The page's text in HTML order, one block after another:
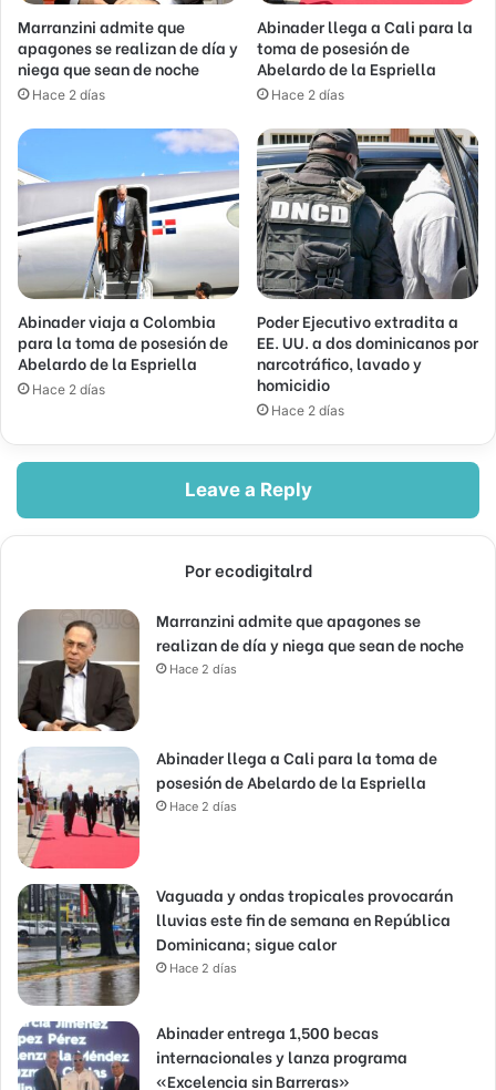
Marranzini admite que
apagones se realizan de día y
niega que sean de noche
Hace 2 días
Abinader llega a Cali para la
toma de posesión de
Abelardo de la Espriella
Hace 2 días
Abinader viaja a Colombia
para la toma de posesión de
Abelardo de la Espriella
Hace 2 días
Poder Ejecutivo extradita a
EE. UU. a dos dominicanos por
narcotráfico, lavado y
homicidio
Hace 2 días
Leave a Reply
Por ecodigitalrd
Marranzini admite que apagones se
realizan de día y niega que sean de noche
Hace 2 días
Abinader llega a Cali para la toma de
posesión de Abelardo de la Espriella
Hace 2 días
Vaguada y ondas tropicales provocarán
lluvias este fin de semana en República
Dominicana; sigue calor
Hace 2 días
Abinader entrega 1,500 becas
internacionales y lanza programa
«Excelencia sin Barreras»